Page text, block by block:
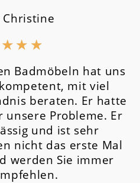
Christine
★ ★ ★
Badmöbeln hat uns
mit viel
beraten. Er hatte
unsere Probleme. Er
und ist sehr
nicht das erste Mal
werden Sie immer